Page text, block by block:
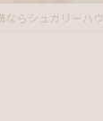
ならシュガリーハ